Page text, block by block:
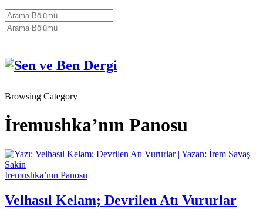
Browsing Category
İremushka’nın Panosu
İremushka’nın Panosu
Velhasıl Kelam; Devrilen Atı Vururlar